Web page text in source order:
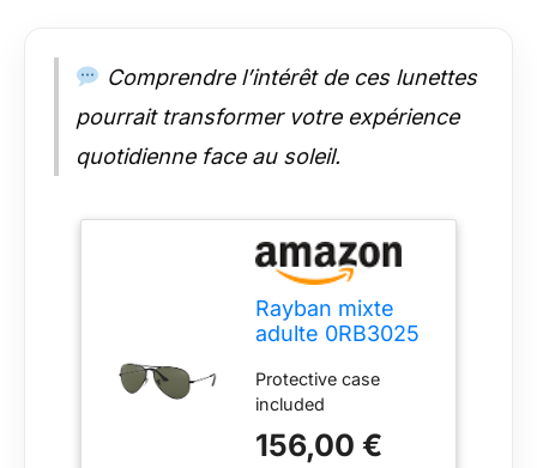
Comprendre l’intérêt de ces lunettes
pourrait transformer votre expérience
quotidienne face au soleil.
Rayban mixte
adulte 0RB3025
Montures de
lunettes, Noir
(Black/Crystal
Green Polarized)
Protective case
included
156,00 €